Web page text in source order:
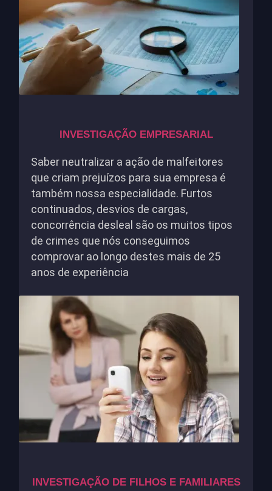
INVESTIGAÇÃO EMPRESARIAL
Saber neutralizar a ação de malfeitores
que criam prejuízos para sua empresa é
também nossa especialidade. Furtos
continuados, desvios de cargas,
concorrência desleal são os muitos tipos
de crimes que nós conseguimos
comprovar ao longo destes mais de 25
anos de experiência
INVESTIGAÇÃO DE FILHOS E FAMILIARES